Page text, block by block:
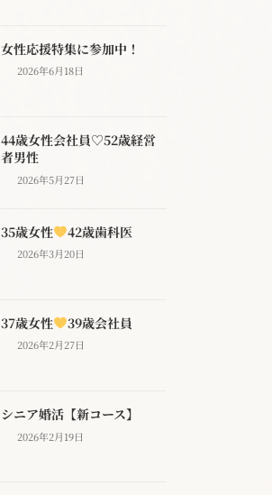
女性応援特集に参加中！
2026年6月18日
44歳女性会社員♡52歳経営
者男性
2026年5月27日
35歳女性 42歳歯科医
2026年3月20日
37歳女性 39歳会社員
2026年2月27日
シニア婚活【新コース】
2026年2月19日